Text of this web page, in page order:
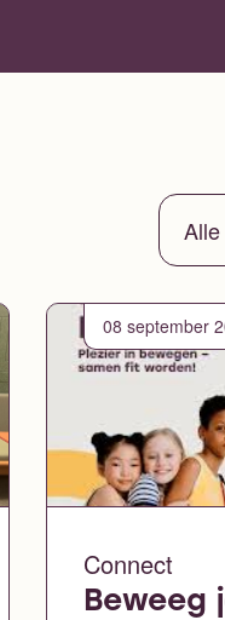
08 september
Connect
Beweeg